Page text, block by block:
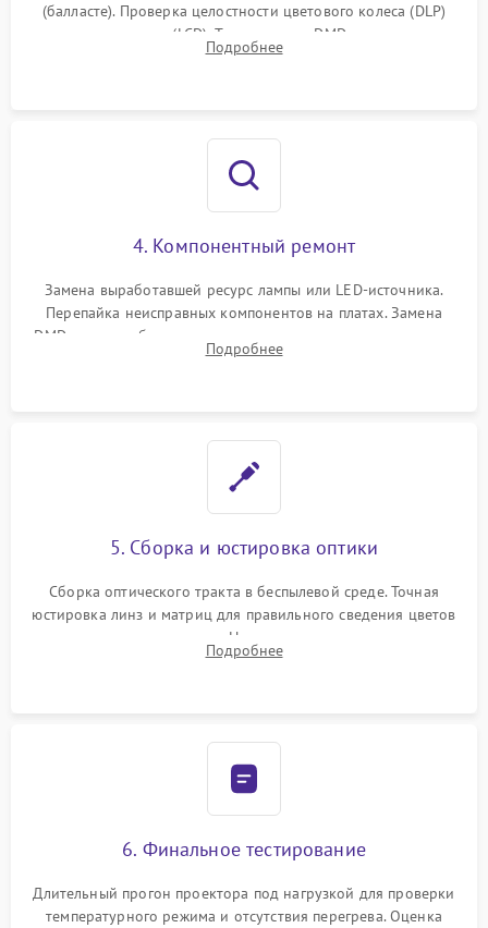
(балласте). Проверка целостности цветового колеса (DLP)
или поляризаторов (LCD). Тестирование DMD-чипа, датчиков
температуры и оптопар с помощью мультиметра и
Подробнее
4. Компонентный ремонт
Замена выработавшей ресурс лампы или LED-источника.
Перепайка неисправных компонентов на платах. Замена
DMD-чипа при битых пикселях, установка нового цветового
колеса или восстановление сгоревших поляризационных
Подробнее
5. Сборка и юстировка оптики
Сборка оптического тракта в беспылевой среде. Точная
юстировка линз и матриц для правильного сведения цветов
и устранения размытия. Надежное подключение всех
шлейфов, установка датчиков и закрытие корпуса
Подробнее
6. Финальное тестирование
Длительный прогон проектора под нагрузкой для проверки
температурного режима и отсутствия перегрева. Оценка